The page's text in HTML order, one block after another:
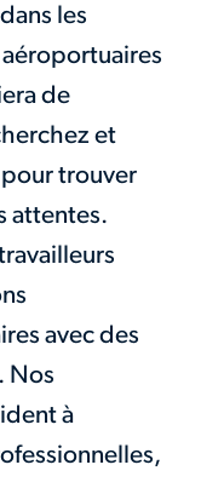
les
de
et
pour trouver
attentes.
avec des
Nos
à